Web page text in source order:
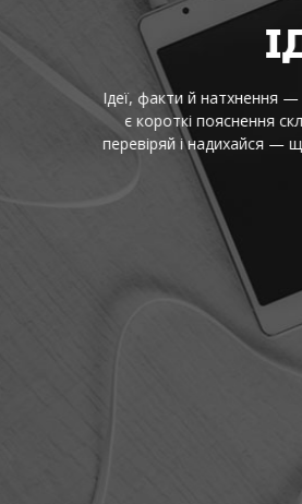
Й
де цікаві думки стають зрозумілими,
для роздумів, практичні підказки
думати точніше й сміливо
що працює, і те, що змушує усміхнутися